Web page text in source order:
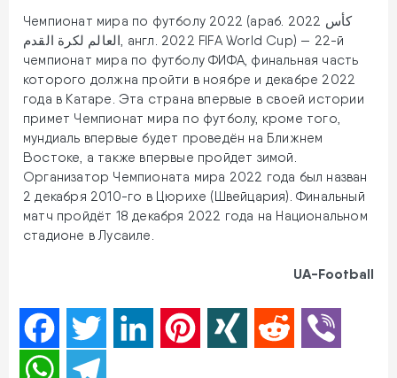
Чемпионат мира по футболу 2022 (араб. 2022 كأس
العالم لكرة القدم‎, англ. 2022 FIFA World Cup) — 22-й
чемпионат мира по футболу ФИФА, финальная часть
которого должна пройти в ноябре и декабре 2022
года в Катаре. Эта страна впервые в своей истории
примет Чемпионат мира по футболу, кроме того,
мундиаль впервые будет проведён на Ближнем
Востоке, а также впервые пройдет зимой.
Организатор Чемпионата мира 2022 года был назван
2 декабря 2010-го в Цюрихе (Швейцария). Финальный
матч пройдёт 18 декабря 2022 года на Национальном
стадионе в Лусаиле.
UA-Football
FacebookTwitter LinkedIn Pinterest XING Reddit
WhatsApp